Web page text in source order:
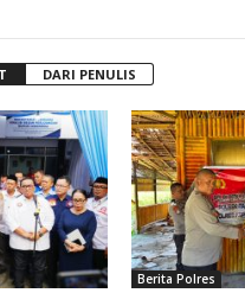
DARI PENULIS
Berita Polres